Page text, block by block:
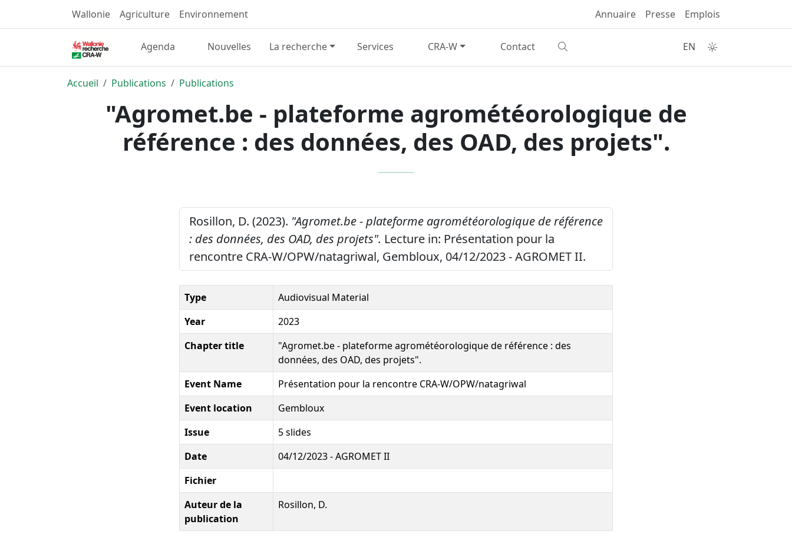
Wallonie Agriculture Environnement Annuaire Presse Emplois
Agenda Nouvelles La recherche Services CRA-W Contact EN
Accueil Publications Publications
"Agromet.be - plateforme agrométéorologique de
référence : des données, des OAD, des projets".
Rosillon, D. (2023). "Agromet.be - plateforme agrométéorologique de référence
: des données, des OAD, des projets". Lecture in: Présentation pour la
rencontre CRA-W/OPW/natagriwal, Gembloux, 04/12/2023 - AGROMET II.
Type
Audiovisual Material
Year
2023
Chapter title
"Agromet.be - plateforme agrométéorologique de référence : des
données, des OAD, des projets".
Event Name
Présentation pour la rencontre CRA-W/OPW/natagriwal
Event location
Gembloux
Issue
5 slides
Date
04/12/2023 - AGROMET II
Fichier
Auteur de la
publication
Rosillon, D.